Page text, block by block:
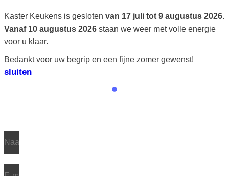
Kaster Keukens is gesloten van 17 juli tot 9 augustus 2026.
Vanaf 10 augustus 2026 staan we weer met volle energie
voor u klaar.
Bedankt voor uw begrip en een fijne zomer gewenst!
sluiten